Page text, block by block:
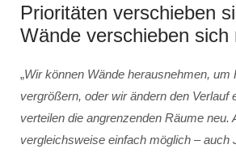
Prioritäten verschieben
Wände verschieben sich
„Wir können Wände herausnehmen, um
vergrößern, oder wir ändern den Verlauf
verteilen die angrenzenden Räume neu.
vergleichsweise einfach möglich – auch